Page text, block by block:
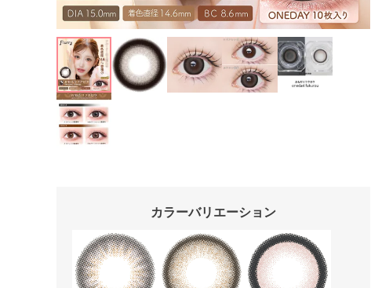
カラーバリエーション